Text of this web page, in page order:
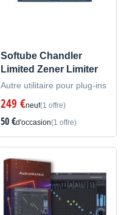
Softube Chandler
Limited Zener Limiter
Autre utilitaire pour plug-ins
249 €neuf(1 offre)
50 €d'occasion(1 offre)